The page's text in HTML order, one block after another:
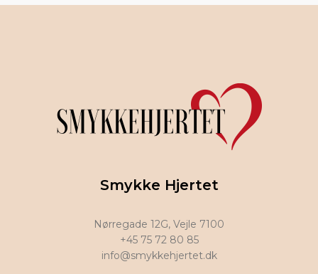
Smykke Hjertet
Nørregade 12G, Vejle 7100
+45 75 72 80 85
info@smykkehjertet.dk